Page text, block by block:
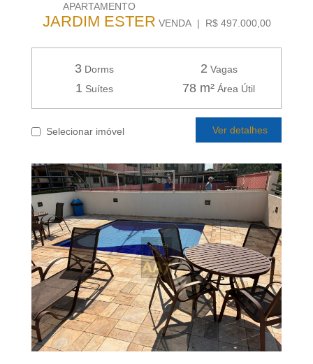
APARTAMENTO
JARDIM ESTER VENDA | R$ 497.000,00
3 Dorms 2 Vagas
1 Suítes 78 m² Área Útil
Selecionar imóvel Ver detalhes